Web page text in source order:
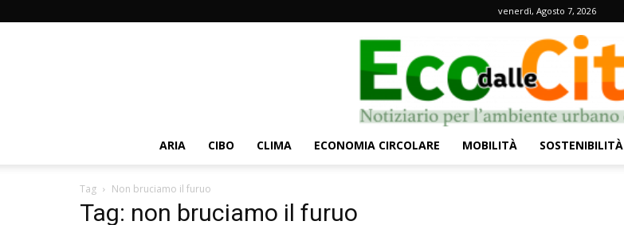
venerdì, Agosto 7, 2026
ARIA CIBO CLIMA ECONOMIA CIRCOLARE MOBILITÀ SOSTENIBILITÀ
Tag Non bruciamo il furuo
Tag: non bruciamo il furuo